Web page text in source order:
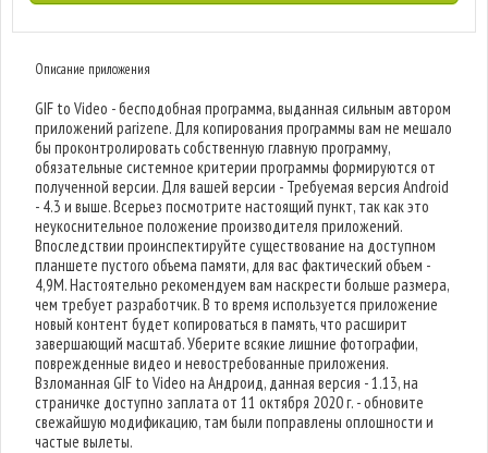
Описание приложения
GIF to Video - бесподобная программа, выданная сильным автором
приложений parizene. Для копирования программы вам не мешало
бы проконтролировать собственную главную программу,
обязательные системное критерии программы формируются от
полученной версии. Для вашей версии - Требуемая версия Android
- 4.3 и выше. Всерьез посмотрите настоящий пункт, так как это
неукоснительное положение производителя приложений.
Впоследствии проинспектируйте существование на доступном
планшете пустого объема памяти, для вас фактический объем -
4,9M. Настоятельно рекомендуем вам наскрести больше размера,
чем требует разработчик. В то время используется приложение
новый контент будет копироваться в память, что расширит
завершающий масштаб. Уберите всякие лишние фотографии,
поврежденные видео и невостребованные приложения.
Взломанная GIF to Video на Андроид, данная версия - 1.13, на
страничке доступно заплата от 11 октября 2020 г. - обновите
свежайшую модификацию, там были поправлены оплошности и
частые вылеты.